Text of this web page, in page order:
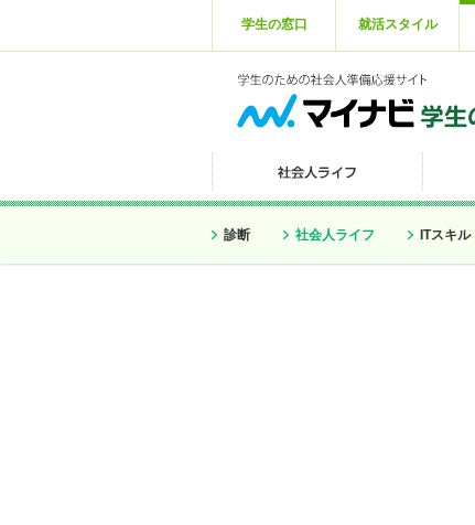
学生の窓口 就活スタイル
診断 社会人ライフ ITスキル